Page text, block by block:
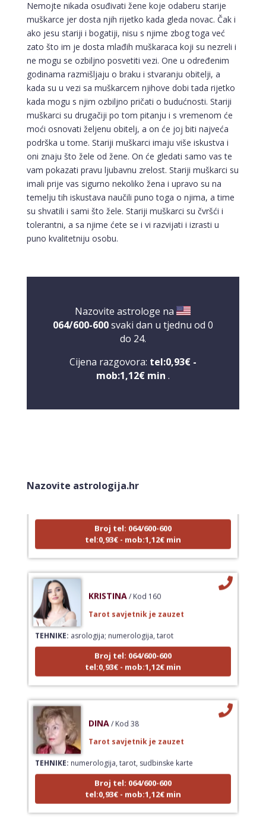
Nemojte nikada osuđivati žene koje odaberu starije
muškarce jer dosta njih rijetko kada gleda novac. Čak i
ako jesu stariji i bogatiji, nisu s njime zbog toga već
zato što im je dosta mlađih muškaraca koji su nezreli i
ne mogu se ozbiljno posvetiti vezi. One u određenim
godinama razmišljaju o braku i stvaranju obitelji, a
kada su u vezi sa muškarcem njihove dobi tada rijetko
kada mogu s njim ozbiljno pričati o budućnosti. Stariji
muškarci su drugačiji po tom pitanju i s vremenom će
moći osnovati željenu obitelj, a on će joj biti najveća
podrška u tome. Stariji muškarci imaju više iskustva i
oni znaju što žele od žene. On će gledati samo vas te
vam pokazati pravu ljubavnu zrelost. Stariji muškarci su
imali prije vas sigurno nekoliko žena i upravo su na
temelju tih iskustava naučili puno toga o njima, a time
su shvatili i sami što žele. Stariji muškarci su čvršći i
tolerantni, a sa njime ćete se i vi razvijati i izrasti u
puno kvalitetniju osobu.
Nazovite astrologe na
064/600-600svaki dan u tjednu od 0
do 24.
Cijena razgovora: tel:0,93€ -
mob:1,12€ min .
Nazovite astrologija.hr
Broj tel: 064/600-600
tel:0,93€ - mob:1,12€ min
TEHNIKE:asrologija; numerologija, tarot
Broj tel: 064/600-600
tel:0,93€ - mob:1,12€ min
TEHNIKE:numerologija, tarot, sudbinske karte
Broj tel: 064/600-600
tel:0,93€ - mob:1,12€ min